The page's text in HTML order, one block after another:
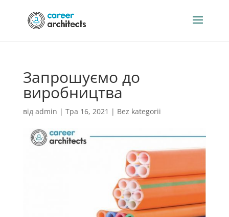
Запрошуємо до
виробництва
від admin | Тра 16, 2021 | Bez kategorii